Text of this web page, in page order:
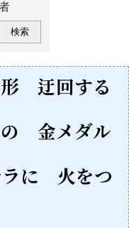
迂回する
金メダル
に 火をつ